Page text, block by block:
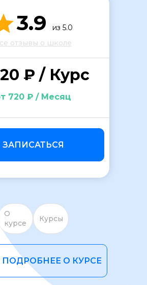
3.9
из 5.0
отзывы о школе
₽ / Курс
720 ₽ / Месяц
ЗАПИСАТЬСЯ
О
курсе
Курсы
ПОДРОБНЕЕ О КУРСЕ
ОТЗЫВ